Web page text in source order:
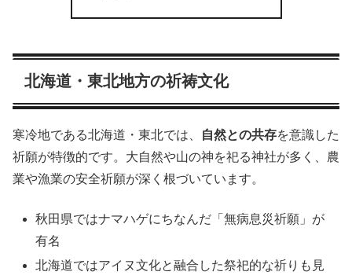
北海道・東北地方の祈祷文化
寒冷地である北海道・東北では、 自然との共存を意識した
祈願が特徴的です。大自然や山の神を祀る神社が多く、農
業や漁業の安全祈願が深く根づいています。
秋田県ではナマハゲにちなんだ「無病息災祈願」が
有名
北海道ではアイヌ文化と融合した祭祀的な祈りも見